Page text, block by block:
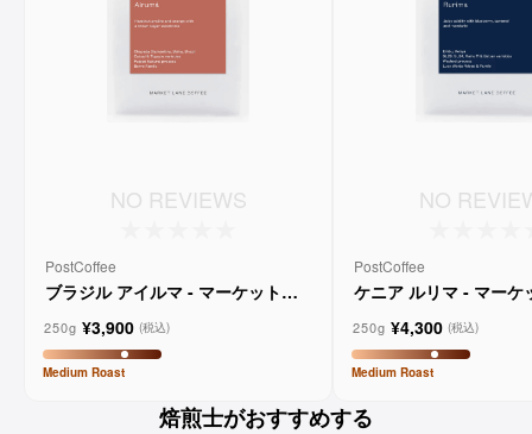
NO REVIEWS
PostCoffee
ブラジル アイルマ - マーケットレ
250g ¥3,900 (税込)
Medium Roast
NO
PostCoffee
ケニア ルリマ - マーケ
250g ¥4,300 (税込)
Medium Roast
焙煎士がおすすめする